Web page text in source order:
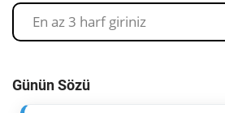
Günün Sözü